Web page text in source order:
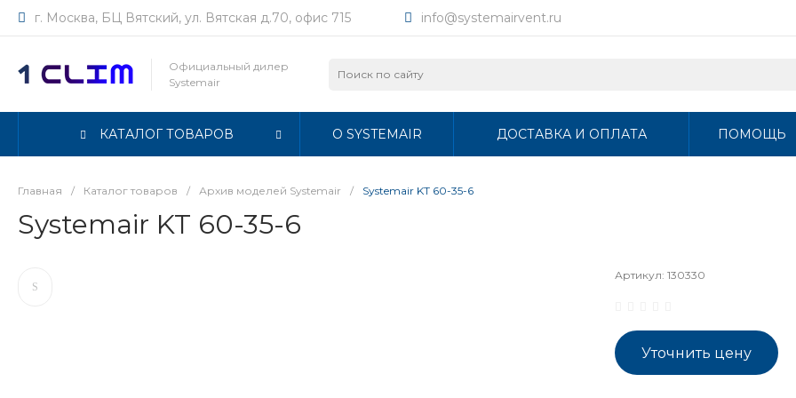
г. Москва, БЦ Вятский, ул. Вятская д.70, офис 715 info@systemairvent.ru
Официальный дилер
Systemair
КАТАЛОГ ТОВАРОВ О SYSTEMAIR ДОСТАВКА И ОПЛАТА ПОМОЩЬ
Главная / Каталог товаров / Архив моделей Systemair / Systemair KT 60-35-6
Systemair KT 60-35-6
Артикул: 130330
Уточнить цену